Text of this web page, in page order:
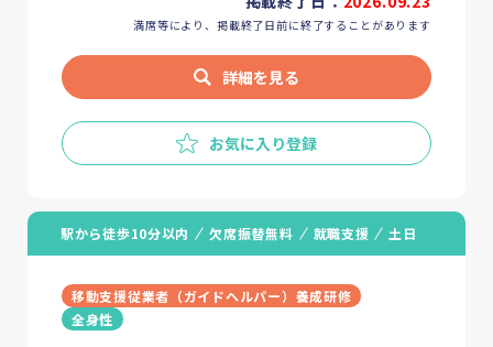
満席等により、掲載終了日前に終了することがあります
詳細を見る
お気に入り登録
駅から徒歩10分以内 欠席振替無料 就職支援 土日
移動支援従業者（ガイドヘルパー）養成研修
全身性